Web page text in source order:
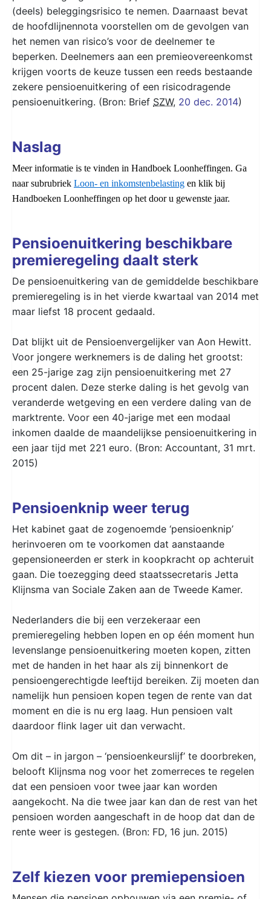
(deels) beleggingsrisico te nemen. Daarnaast bevat
de hoofdlijnennota voorstellen om de gevolgen van
het nemen van risico’s voor de deelnemer te
beperken. Deelnemers aan een premieovereenkomst
krijgen voorts de keuze tussen een reeds bestaande
zekere pensioenuitkering of een risicodragende
pensioenuitkering. (Bron: Brief SZW, 20 dec. 2014)
Naslag
Meer informatie is te vinden in Handboek Loonheffingen. Ga
naar subrubriek Loon- en inkomstenbelasting en klik bij
Handboeken Loonheffingen op het door u gewenste jaar.
Pensioenuitkering beschikbare
premieregeling daalt sterk
De pensioenuitkering van de gemiddelde beschikbare
premieregeling is in het vierde kwartaal van 2014 met
maar liefst 18 procent gedaald.
Dat blijkt uit de Pensioenvergelijker van Aon Hewitt.
Voor jongere werknemers is de daling het grootst:
een 25-jarige zag zijn pensioenuitkering met 27
procent dalen. Deze sterke daling is het gevolg van
veranderde wetgeving en een verdere daling van de
marktrente. Voor een 40-jarige met een modaal
inkomen daalde de maandelijkse pensioenuitkering in
een jaar tijd met 221 euro. (Bron: Accountant, 31 mrt.
2015)
Pensioenknip weer terug
Het kabinet gaat de zogenoemde ‘pensioenknip’
herinvoeren om te voorkomen dat aanstaande
gepensioneerden er sterk in koopkracht op achteruit
gaan. Die toezegging deed staatssecretaris Jetta
Klijnsma van Sociale Zaken aan de Tweede Kamer.
Nederlanders die bij een verzekeraar een
premieregeling hebben lopen en op één moment hun
levenslange pensioenuitkering moeten kopen, zitten
met de handen in het haar als zij binnenkort de
pensioengerechtigde leeftijd bereiken. Zij moeten dan
namelijk hun pensioen kopen tegen de rente van dat
moment en die is nu erg laag. Hun pensioen valt
daardoor flink lager uit dan verwacht.
Om dit – in jargon – ‘pensioenkeurslijf’ te doorbreken,
belooft Klijnsma nog voor het zomerreces te regelen
dat een pensioen voor twee jaar kan worden
aangekocht. Na die twee jaar kan dan de rest van het
pensioen worden aangeschaft in de hoop dat dan de
rente weer is gestegen. (Bron: FD, 16 jun. 2015)
Zelf kiezen voor premiepensioen